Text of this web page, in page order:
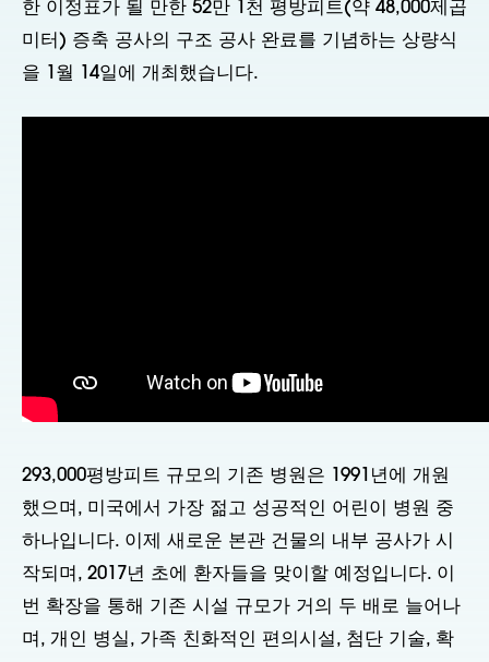
한 이정표가 될 만한 52만 1천 평방피트(약 48,000제곱
미터) 증축 공사의 구조 공사 완료를 기념하는 상량식
을 1월 14일에 개최했습니다.
293,000평방피트 규모의 기존 병원은 1991년에 개원
했으며, 미국에서 가장 젊고 성공적인 어린이 병원 중
하나입니다. 이제 새로운 본관 건물의 내부 공사가 시
작되며, 2017년 초에 환자들을 맞이할 예정입니다. 이
번 확장을 통해 기존 시설 규모가 거의 두 배로 늘어나
며, 개인 병실, 가족 친화적인 편의시설, 첨단 기술, 확